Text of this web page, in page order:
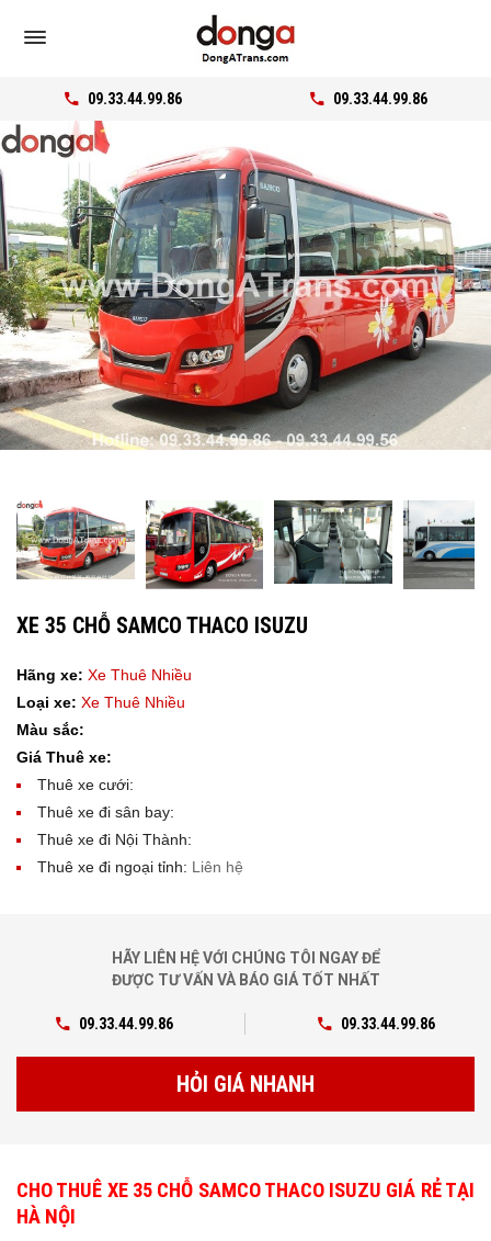
09.33.44.99.86 09.33.44.99.86
XE 35 CHỖ SAMCO THACO ISUZU
Hãng xe: Xe Thuê Nhiều
Loại xe: Xe Thuê Nhiều
Màu sắc:
Giá Thuê xe:
Thuê xe cưới:
Thuê xe đi sân bay:
Thuê xe đi Nội Thành:
Thuê xe đi ngoại tỉnh: Liên hệ
HÃY LIÊN HỆ VỚI CHÚNG TÔI NGAY ĐỂ
ĐƯỢC TƯ VẤN VÀ BÁO GIÁ TỐT NHẤT
09.33.44.99.86 09.33.44.99.86
HỎI GIÁ NHANH
CHO THUÊ XE 35 CHỖ SAMCO THACO ISUZU GIÁ RẺ TẠI
HÀ NỘI